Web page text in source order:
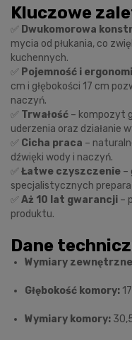
Kluczowe
✅ Dwukomorowa
mycia od płukania, co
kuchennych.
✅ Pojemność i
cm i głębokości 17 cm
naczyń.
✅ Trwałość – kompozyt
uderzenia oraz działanie
✅ Cicha praca –
dźwięki wody i naczyń.
✅Łatwe czyszczenie –
specjalistycznych
✅Aż 10 lat gwarancji –
produktu.
Dane
Wymiary
Głębokość komory:
Wymiary komory: